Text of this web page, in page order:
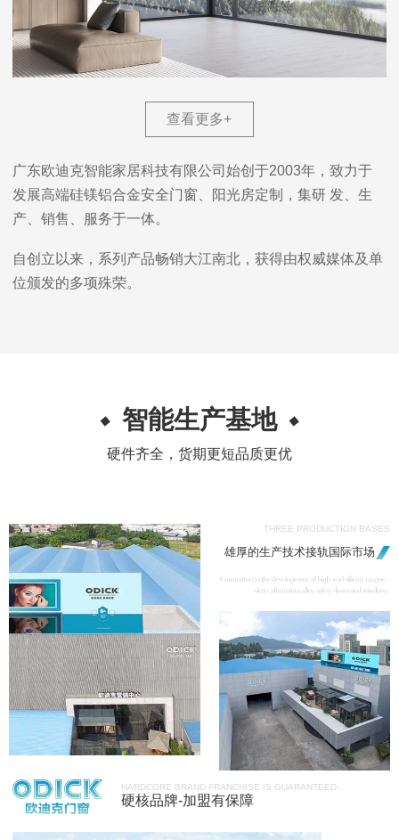
查看更多+
广东欧迪克智能家居科技有限公司始创于2003年，致力于
发展高端硅镁铝合金安全门窗、阳光房定制，集研 发、生
产、销售、服务于一体。
自创立以来，系列产品畅销大江南北，获得由权威媒体及单
位颁发的多项殊荣。
智能生产基地
硬件齐全，货期更短品质更优
THREE PRODUCTION BASES
雄厚的生产技术接轨国际市场
HARDCORE BRAND FRANCHISE IS GUARANTEED
硬核品牌-加盟有保障